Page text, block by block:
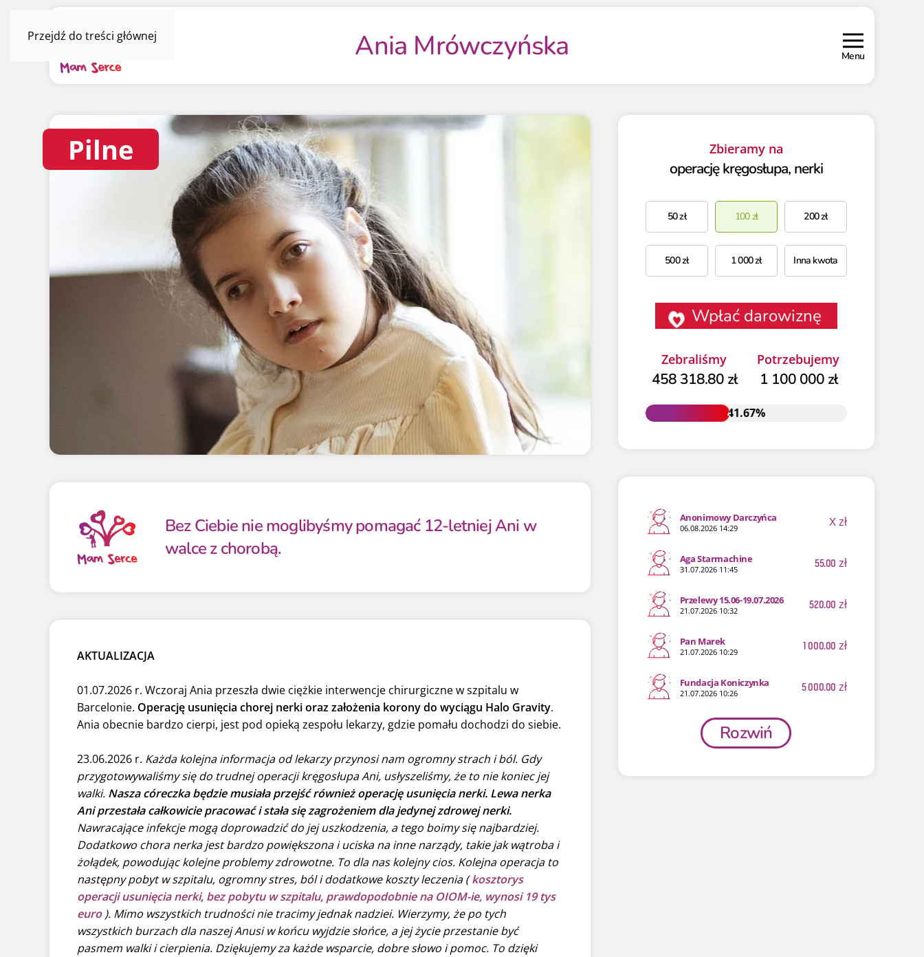
Przejdź do treści głównej Ania Mrówczyńska Menu
Pilne
Bez Ciebie nie moglibyśmy pomagać 12-letniej Ani w
walce z chorobą.
AKTUALIZACJA
01.07.2026 r. Wczoraj Ania przeszła dwie ciężkie interwencje chirurgiczne w szpitalu w
Barcelonie. Operację usunięcia chorej nerki oraz założenia korony do wyciągu Halo Gravity.
Ania obecnie bardzo cierpi, jest pod opieką zespołu lekarzy, gdzie pomału dochodzi do siebie.
23.06.2026 r. Każda kolejna informacja od lekarzy przynosi nam ogromny strach i ból. Gdy
przygotowywaliśmy się do trudnej operacji kręgosłupa Ani, usłyszeliśmy, że to nie koniec jej
walki. Nasza córeczka będzie musiała przejść również operację usunięcia nerki. Lewa nerka
Ani przestała całkowicie pracować i stała się zagrożeniem dla jedynej zdrowej nerki.
Nawracające infekcje mogą doprowadzić do jej uszkodzenia, a tego boimy się najbardziej.
Dodatkowo chora nerka jest bardzo powiększona i uciska na inne narządy, takie jak wątroba i
żołądek, powodując kolejne problemy zdrowotne. To dla nas kolejny cios. Kolejna operacja to
następny pobyt w szpitalu, ogromny stres, ból i dodatkowe koszty leczenia (kosztorys
operacji usunięcia nerki, bez pobytu w szpitalu, prawdopodobnie na OIOM-ie, wynosi 19 tys
euro). Mimo wszystkich trudności nie tracimy jednak nadziei. Wierzymy, że po tych
wszystkich burzach dla naszej Anusi w końcu wyjdzie słońce, a jej życie przestanie być
pasmem walki i cierpienia. Dziękujemy za każde wsparcie, dobre słowo i pomoc. To dzięki
Zbieramy na
operację kręgosłupa, nerki
50zł 100zł 200zł
500zł 1 000zł Inna kwota
Wpłać darowiznę
Zebraliśmy
458 318.80 zł
Potrzebujemy
1 100 000 zł
41.67%
41.67%
Anonimowy Darczyńca
06.08.2026 14:29 Xzł
Aga Starmachine
31.07.2026 11:45 55.00 zł
Przelewy 15.06-19.07.2026
21.07.2026 10:32 520.00 zł
Pan Marek
21.07.2026 10:29 1 000.00 zł
Fundacja Koniczynka
21.07.2026 10:26 5 000.00 zł
Rozwiń